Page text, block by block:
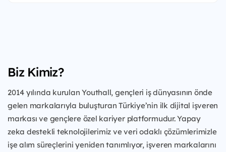
Biz Kimiz?
2014 yılında kurulan Youthall, gençleri iş dünyasının önde
gelen markalarıyla buluşturan Türkiye’nin ilk dijital işveren
markası ve gençlere özel kariyer platformudur. Yapay
zeka destekli teknolojilerimiz ve veri odaklı çözümlerimizle
işe alım süreçlerini yeniden tanımlıyor, işveren markalarını